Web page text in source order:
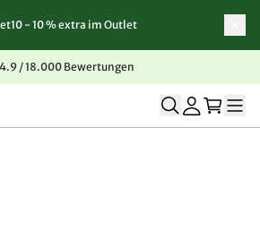
- 10 % extra im Outlet
/ 18.000 Bewertungen